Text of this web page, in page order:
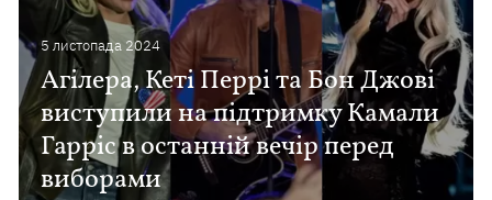
5 листопада 2024
Агілера, Кеті Перрі та Бон Джові
виступили на підтримку Камали
Гарріс в останній вечір перед
виборами